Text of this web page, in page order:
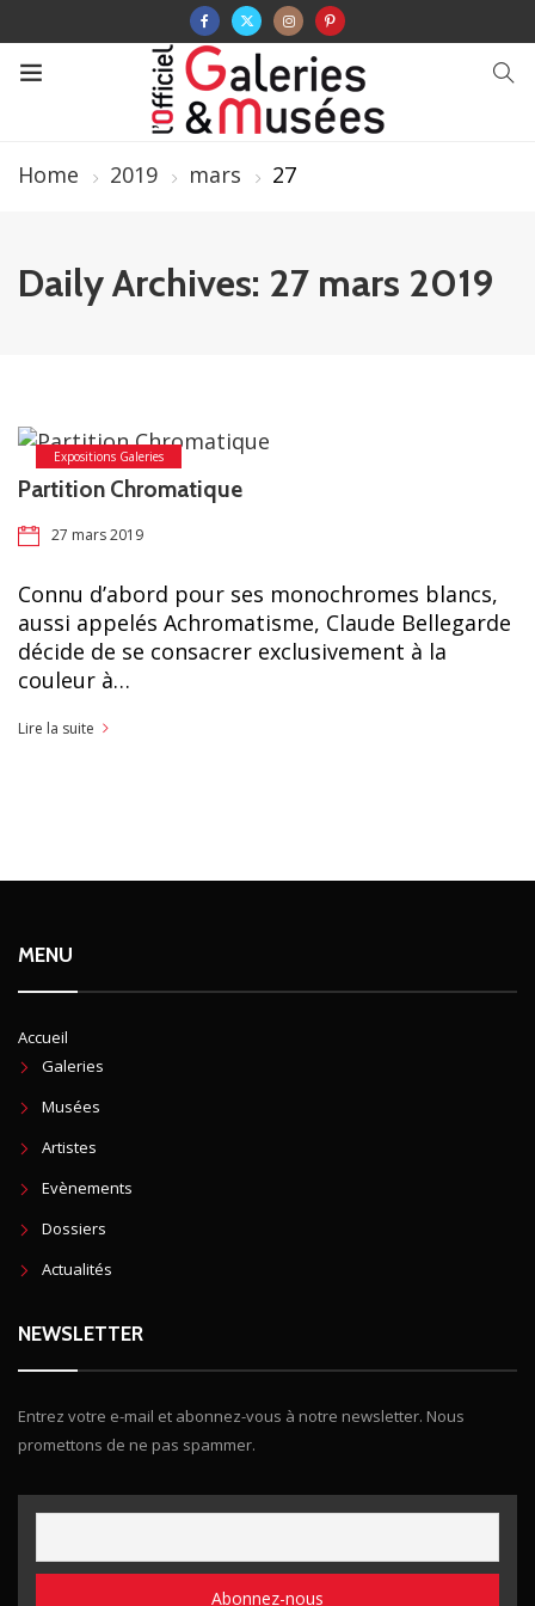
Home 2019 mars 27
Daily Archives: 27 mars 2019
Expositions Galeries
Partition Chromatique
27 mars 2019
Connu d’abord pour ses monochromes blancs,
aussi appelés Achromatisme, Claude Bellegarde
décide de se consacrer exclusivement à la
couleur à…
Lire la suite
MENU
Accueil
Galeries
Musées
Artistes
Evènements
Dossiers
Actualités
NEWSLETTER
Entrez votre e-mail et abonnez-vous à notre newsletter. Nous
promettons de ne pas spammer.